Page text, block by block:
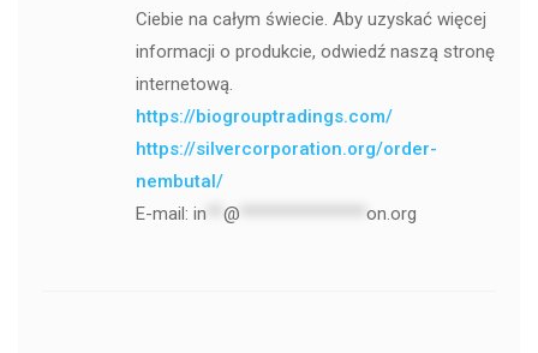
Ciebie na całym świecie. Aby uzyskać więcej
informacji o produkcie, odwiedź naszą stronę
internetową.
https://biogrouptradings.com/
https://silvercorporation.org/order-
nembutal/
E-mail: in @ on.org